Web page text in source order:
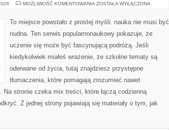
MOŻLIWOŚĆ KOMENTOWANIA HISTORIA
ZIEMI
ZOSTAŁA WYŁĄCZONA
To miejsce powstało z prostej myśli: nauka nie musi być
nudna. Ten serwis popularnonaukowy pokazuje, że
uczenie się może być fascynującą podróżą. Jeśli
kiedykolwiek miałeś wrażenie, że szkolne tematy są
oderwane od życia, tutaj znajdziesz przystępne
tłumaczenia, które pomagają zrozumieć nawet
Na stronie czeka mix treści, które łączą codzienną
Z jednej strony pojawiają się materiały o tym, jak